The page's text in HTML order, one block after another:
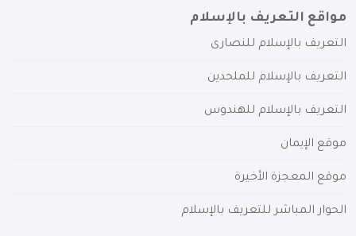
مواقع التعريف بالإسلام
التعريف بالإسلام للنصارى
التعريف بالإسلام للملحدين
التعريف بالإسلام للهندوس
موقع الإيمان
موقع المعجزة الأخيرة
الحوار المباشر للتعريف بالإسلام